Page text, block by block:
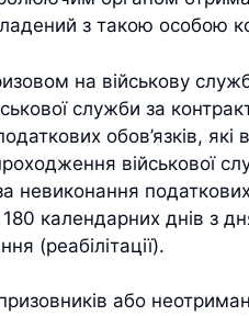
з такою особою
на військову
служби за
обов’язків, які
військової
невиконання
календарних днів з
(реабілітації).
або